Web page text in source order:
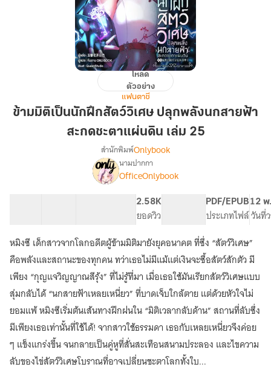
เป็น
ฝึก
วิเศษ
พลัง
สายฟ้า
สะกด
แผ่น
ดิน
เล่ม
25
โหลด
ตัวอย่าง
แฟนตาซี
ข้ามมิติเป็นนักฝึกสัตว์วิเศษ ปลุกพลังนกสายฟ้า
สะกดชะตาแผ่นดิน เล่ม 25
เรื่อง
ข้าม
มิติ
เป็น
นัก
ฝึก
สัตว์
วิเศษ
ปลุก
พลัง
นก
สายฟ้า
สะกด
ชะตา
แผ่น
ดิน
สำนักพิมพ์Onlybook
นามปากกา
OfficeOnlybook
2.58K
ยอดวิว
PDF/EPUB
ประเภทไฟล์
12
วันที่
หมิงซี เด็กสาวจากโลกอดีตผู้ข้ามมิติมายังยุคอนาคต ที่ซึ่ง “สัตว์วิเศษ”
คือพลังและสถานะของทุกคน ทว่าเธอไม่มีแม้แต่เงินจะซื้อสัตว์สักตัว มี
เพียง “กุญแจวิญญาณสีรุ้ง” ที่ไม่รู้ที่มา เมื่อเธอใช้มันเรียกสัตว์วิเศษแบบ
สุ่มกลับได้ “นกสายฟ้าเหลยเหนี่ยว” ที่บาดเจ็บใกล้ตาย แต่ด้วยหัวใจไม่
ยอมแพ้ หมิงซีเริ่มต้นเส้นทางฝึกฝนใน “มิติเวลากลับด้าน” สถานที่ลับซึ่ง
มีเพียงเธอเท่านั้นที่ใช้ได้! จากสาวใช้ธรรมดา เธอกับเหลยเหนี่ยวจึงค่อย
ๆ แข็งแกร่งขึ้น จนกลายเป็นคู่หูที่สั่นสะเทือนสนามประลอง และไขความ
ลับของไข่สัตว์วิเศษโบราณที่อาจเปลี่ยนชะตาโลกทั้งใบ...